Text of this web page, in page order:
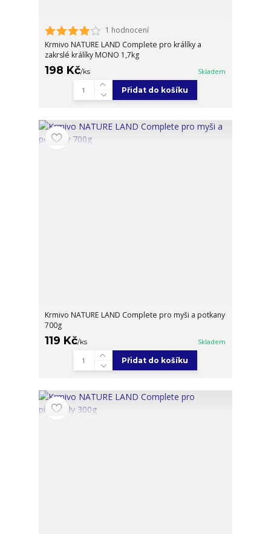
1 hodnocení
Krmivo NATURE LAND Complete pro králíky a
zakrslé králíky MONO 1,7kg
198 Kč/ks Skladem
Přidat do košíku
Krmivo NATURE LAND Complete pro myši a potkany
700g
119 Kč/ks Skladem
Přidat do košíku